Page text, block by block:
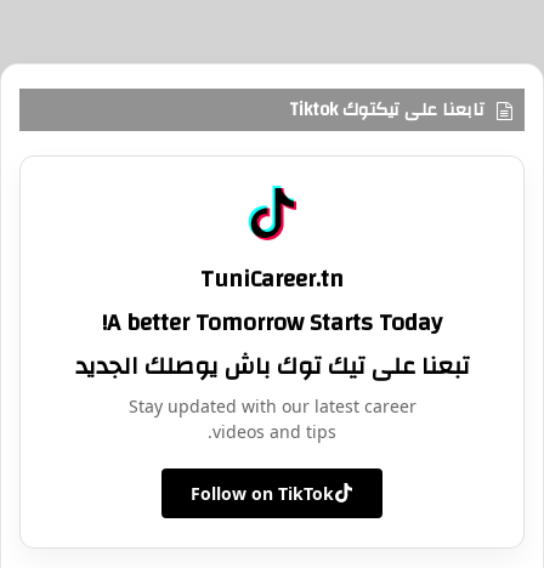
تابعنا على تيكتوك Tiktok
TuniCareer.tn
A better Tomorrow Starts Today!
تبعنا على تيك توك باش يوصلك الجديد
Stay updated with our latest career
videos and tips.
Follow on TikTok